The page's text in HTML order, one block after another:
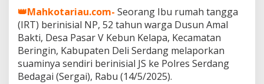
i
L
a
p
o
r
k
👑Mahkotariau.com- Seorang Ibu rumah tangga
(IRT) berinisial NP, 52 tahun warga Dusun Amal
Bakti, Desa Pasar V Kebun Kelapa, Kecamatan
Beringin, Kabupaten Deli Serdang melaporkan
suaminya sendiri berinisial JS ke Polres Serdang
Bedagai (Sergai), Rabu (14/5/2025).